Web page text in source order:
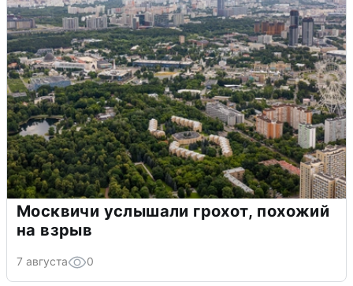
Москвичи услышали грохот, похожий
на взрыв
7 августа 0